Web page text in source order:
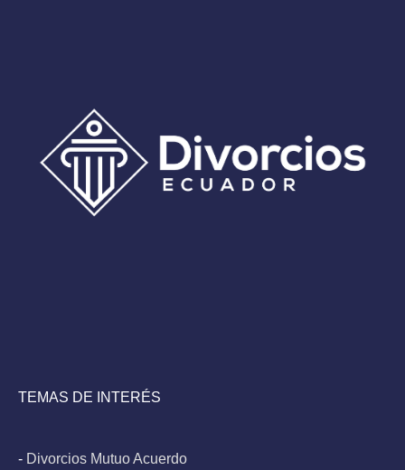
TEMAS DE INTERÉS
- Divorcios Mutuo Acuerdo